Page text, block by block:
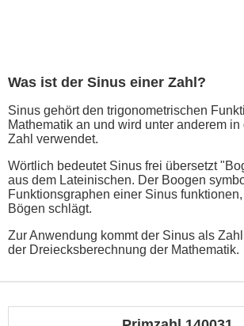
Was ist der Sinus einer Zahl?
Sinus gehört den trigonometrischen
Mathematik an und wird unter anderem
Zahl verwendet.
Wörtlich bedeutet Sinus frei übersetzt
aus dem Lateinischen. Der Boogen
Funktionsgraphen einer Sinus
Bögen schlägt.
Zur Anwendung kommt der Sinus als
der Dreiecksberechnung der Mathematik.